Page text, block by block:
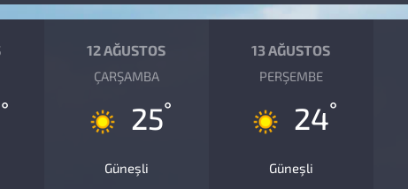
°
12 AĞUSTOS
ÇARŞAMBA
25°
Güneşli
13 AĞUSTOS
PERŞEMBE
24°
Güneşli